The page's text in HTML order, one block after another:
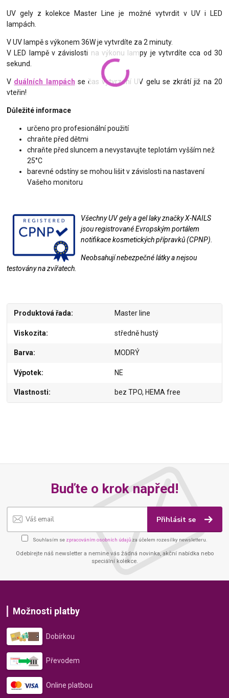
UV gely z kolekce Master Line je možné vytvrdit v UV i LED
lampách.
V UV lampě s výkonem 36W je vytvrdíte za 2 minuty.
V LED lampě v závislosti na výkonu lampy je vytvrdíte cca od 30
sekund.
V duálních lampách se čas vytvrzení UV gelu se zkrátí již na 20
vteřin!
Důležité informace
určeno pro profesionální použití
chraňte před dětmi
chraňte před sluncem a nevystavujte teplotám vyšším než
25°C
barevné odstíny se mohou lišit v závislosti na nastavení
Vašeho monitoru
Všechny UV gely a gel laky značky X-NAILS
jsou registrované Evropským portálem
notifikace kosmetických přípravků (CPNP).
Neobsahují nebezpečné látky a nejsou
testovány na zvířatech.
Produktová řada Master line
Viskozita středně hustý
Barva MODRÝ
Výpotek NE
Vlastnosti bez TPO, HEMA free
Buďte o krok napřed!
Přihlásit se
Souhlasím se zpracováním osobních údajů za účelem rozesílky newsletteru.
Odebírejte náš newsletter a nemine vás žádná novinka, akční nabídka nebo
speciální kolekce.
Možnosti platby
Dobírkou
Převodem
Online platbou